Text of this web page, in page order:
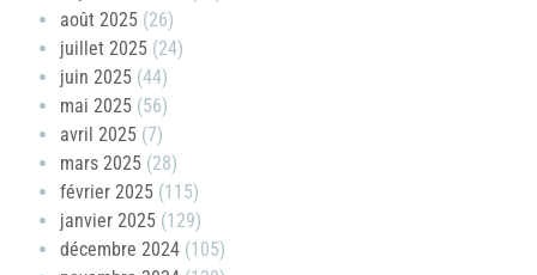
août 2025 (26)
juillet 2025 (24)
juin 2025 (44)
mai 2025 (56)
avril 2025 (7)
mars 2025 (28)
février 2025 (115)
janvier 2025 (129)
décembre 2024 (105)